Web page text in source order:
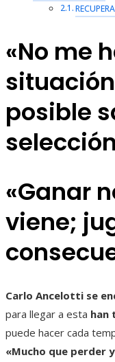
«No me
posible
«Ganar
viene;
Carlo Ancelotti se
para llegar a esta han
puede hacer cada
«Mucho que perder